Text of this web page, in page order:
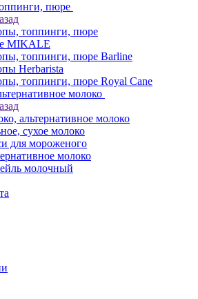
пюре
топпинги, пюре
MIKALE
топпинги, пюре Barline
Herbarista
топпинги, пюре Royal Cane
молоко
альтернативное молоко
сухое молоко
для мороженого
молоко
молочный